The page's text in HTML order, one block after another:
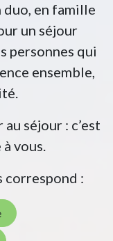
duo, en famille
un séjour
personnes qui
ensemble,
au séjour : c’est
vous.
correspond :